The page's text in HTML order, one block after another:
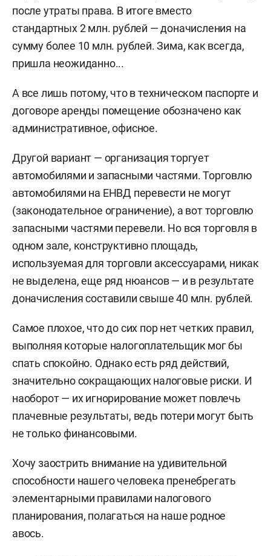
после утраты права. В итоге вместо
стандартных 2 млн. рублей — доначисления на
сумму более 10 млн. рублей. Зима, как всегда,
пришла неожиданно...
А все лишь потому, что в техническом паспорте и
договоре аренды помещение обозначено как
административное, офисное.
Другой вариант — организация торгует
автомобилями и запасными частями. Торговлю
автомобилями на ЕНВД перевести не могут
(законодательное ограничение), а вот торговлю
запасными частями перевели. Но вся торговля в
одном зале, конструктивно площадь,
используемая для торговли аксессуарами, никак
не выделена, еще ряд нюансов — и в результате
доначисления составили свыше 40 млн. рублей.
Самое плохое, что до сих пор нет четких правил,
выполняя которые налогоплательщик мог бы
спать спокойно. Однако есть ряд действий,
значительно сокращающих налоговые риски. И
наоборот — их игнорирование может повлечь
плачевные результаты, ведь потери могут быть
не только финансовыми.
Хочу заострить внимание на удивительной
способности нашего человека пренебрегать
элементарными правилами налогового
планирования, полагаться на наше родное
авось.